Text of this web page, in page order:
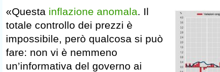
«Questa inflazione anomala. Il
totale controllo dei prezzi è
impossibile, però qualcosa si può
fare: non vi è nemmeno
un’informativa del governo ai